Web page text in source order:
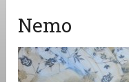
Nemo